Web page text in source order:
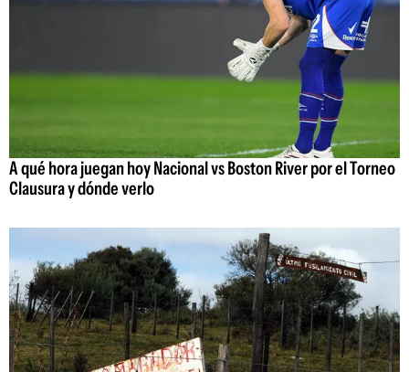
A qué hora juegan hoy Nacional vs Boston River por el Torneo
Clausura y dónde verlo